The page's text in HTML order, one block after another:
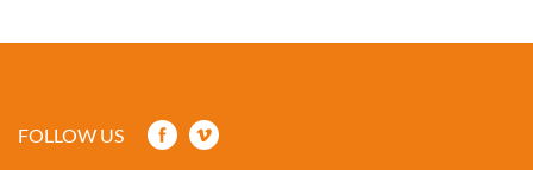
FOLLOW US